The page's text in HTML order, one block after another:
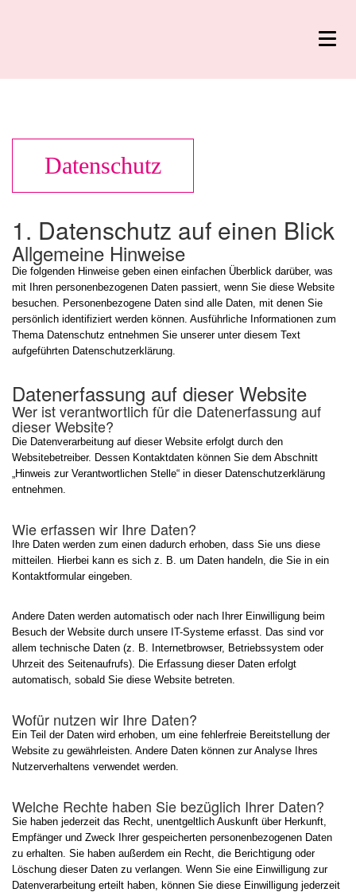
Datenschutz
1. Datenschutz auf einen Blick
Allgemeine Hinweise
Die folgenden Hinweise geben einen einfachen Überblick darüber, was
mit Ihren personenbezogenen Daten passiert, wenn Sie diese Website
besuchen. Personenbezogene Daten sind alle Daten, mit denen Sie
persönlich identifiziert werden können. Ausführliche Informationen zum
Thema Datenschutz entnehmen Sie unserer unter diesem Text
aufgeführten Datenschutzerklärung.
Datenerfassung auf dieser Website
Wer ist verantwortlich für die Datenerfassung auf
dieser Website?
Die Datenverarbeitung auf dieser Website erfolgt durch den
Websitebetreiber. Dessen Kontaktdaten können Sie dem Abschnitt
„Hinweis zur Verantwortlichen Stelle“ in dieser Datenschutzerklärung
entnehmen.
Wie erfassen wir Ihre Daten?
Ihre Daten werden zum einen dadurch erhoben, dass Sie uns diese
mitteilen. Hierbei kann es sich z. B. um Daten handeln, die Sie in ein
Kontaktformular eingeben.
Andere Daten werden automatisch oder nach Ihrer Einwilligung beim
Besuch der Website durch unsere IT-Systeme erfasst. Das sind vor
allem technische Daten (z. B. Internetbrowser, Betriebssystem oder
Uhrzeit des Seitenaufrufs). Die Erfassung dieser Daten erfolgt
automatisch, sobald Sie diese Website betreten.
Wofür nutzen wir Ihre Daten?
Ein Teil der Daten wird erhoben, um eine fehlerfreie Bereitstellung der
Website zu gewährleisten. Andere Daten können zur Analyse Ihres
Nutzerverhaltens verwendet werden.
Welche Rechte haben Sie bezüglich Ihrer Daten?
Sie haben jederzeit das Recht, unentgeltlich Auskunft über Herkunft,
Empfänger und Zweck Ihrer gespeicherten personenbezogenen Daten
zu erhalten. Sie haben außerdem ein Recht, die Berichtigung oder
Löschung dieser Daten zu verlangen. Wenn Sie eine Einwilligung zur
Datenverarbeitung erteilt haben, können Sie diese Einwilligung jederzeit